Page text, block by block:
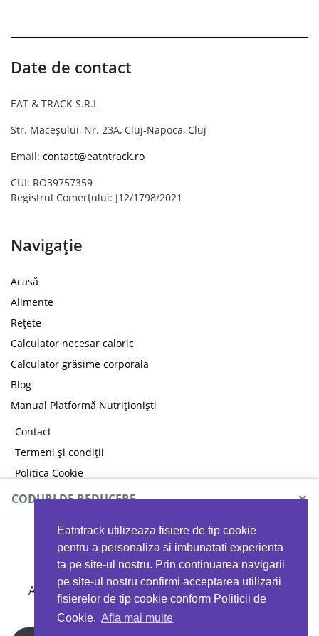
Eatntrack utilizeaza fisiere de tip cookie
pentru a personaliza si imbunatati experienta
ta pe site-ul nostru. Prin continuarea navigarii
pe site-ul nostru confirmi acceptarea utilizarii
fisierelor de tip cookie conform Politicii de
Cookie. Afla mai multe
Date de contact
EAT & TRACK S.R.L
Str. Măceșului, Nr. 23A, Cluj-Napoca, Cluj
Email: contact@eatntrack.ro
CUI: RO39757359
Registrul Comerțului: J12/1798/2021
Navigație
Acasă
Alimente
Rețete
Calculator necesar caloric
Calculator grăsime corporală
Blog
Manual Platformă Nutriționiști
Contact
Termeni și condiții
Politica Cookie
Politica de confidențialitate
CODURI DE REDUCERE ×
MYPROTEIN
Ai 40%reducere la orice comandă folosind codul
EATTRACK